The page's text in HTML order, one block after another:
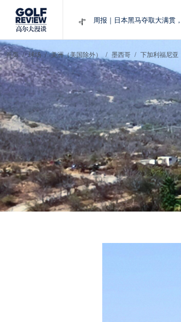
大满贯球场设置的演变和期许
AIG英国女子公开赛，一场
周报｜亚巡“换码头”，果岭
查莉·赫尔：不断制造“麻烦”
首页 球场 美洲（美国除外） 墨西哥 下加利福尼亚